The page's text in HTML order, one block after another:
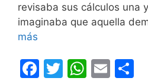
revisaba sus cálculos una
imaginaba que aquella
más
F
T
W E